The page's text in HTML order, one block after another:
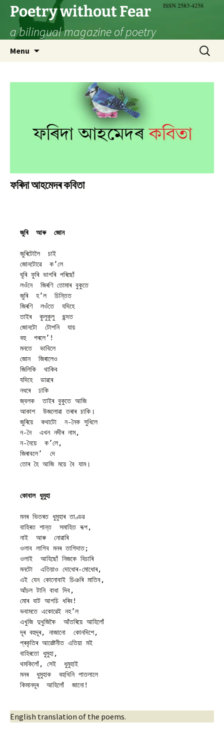
Skip
content
Poetry without Fear
a bilingual magazine of poetry
Menu
Search
for:
ফৰিদা আহমেদৰ কবিতা
জুৰি  আৰু  জোন
জুৰিটোলৈ  চাই
জোনটোৱে  ক’লে
ঘূৰি ফুৰি ভাগৰি পৰিছোঁ
লওঁনে  জিৰণি তোমাৰ বুকুতে
জুৰি  হ’ল  চিন্তিত
জিৰণি  লওঁতে  যদিহে
তাইৰ  কুলুকুলু  ছন্দত
জোনটো  টোপনি  যায়
বহু  পৰলে’!
মনতে  ভাবিলে
জোন  জিৰালেও
জিলিকি  থাকিব
যদিহে  ডাৱৰে
নধৰে  ঢাকি
জ্বলক  তাইৰ বুকুতে আজি
আকাশ  উজলোৱা তৰাৰ চাকি।
জুৰিয়ে  কথাটো  ন-নৈক সুধিলে
ন-নৈ  এখন নদীৰ নাম,
ন-নৈয়ে  ক’লে,
জিৰাবলে’  দে
তোৰ হৈ আজি ময়ে বৈ যাম।
কোবাল ধুমুহা
মনৰ ভিতৰত ধুমুহাৰ তাণ্ডৱ
বাহিৰত শান্ত  সমাহিত ৰূপ,
নাই  আৰু  নোৱাৰি
ওলাব লাগিব মনৰ তাগিদাত;
ওলাই  আহিছোঁ নিজকে বিচাৰি
মনটো  এতিয়াও দোধোৰ-মোধোৰ,
এই যেন কোনোবাই চিঞৰি মাতিব,
আঁচল টানি বাধা দিব,
মোৰ বাট আগচি ধৰিব!
ভবামতে একোৱেই নহ’ল
এখুজি দুখুজিকৈ  আঁতৰিয়ে আহিলোঁ
দূৰ বহুদূৰ, নাজানো  কোনদিশে,
প্ৰকৃতিৰ আৱেষ্টনীত এতিয়া মই
বাহিৰতো ধুমুহা,
থমকিলোঁ, সেই  ধুমুহাই
মনৰ  ধুমুহাক  বহুখিনি পাতলালে
কিমানদূৰ  আহিলোঁ  জানো!
English translation of the poems.